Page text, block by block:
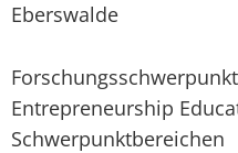
Eberswalde
Entrepreneurship
Schwerpunktbereichen